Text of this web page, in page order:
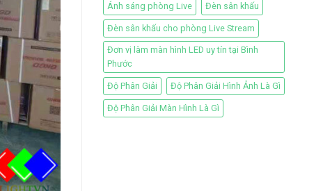
Ánh sáng phòng Live Đèn sân khấu
Đèn sân khấu cho phòng Live Stream
Đơn vị làm màn hình LED uy tín tại Bình
Phước
Độ Phân Giải Độ Phân Giải Hình Ảnh Là Gì
Độ Phân Giải Màn Hình Là Gì